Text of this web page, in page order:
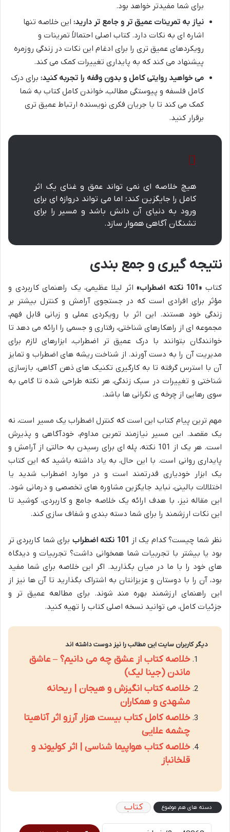
برای شما مفیدتر خواهد بود.
نیاز به تمرینات عمیق تر و جامع تر دارید: این خلاصه تنها
اشاره ای به نکات دارد. کتاب اصلی احتمالاً تمرینات و
رویکردهای عمیق تری را برای ادغام این نکات در زندگی روزمره
پیشنهاد می کند که به پایداری تغییرات کمک می کند.
می خواهید روایتی کامل و بدون وقفه را تجربه کنید: برای درک
کامل فلسفه و پیوستگی مطالب، خواندن کامل کتاب به شما
کمک می کند تا با جریان فکری نویسنده ارتباط عمیق تری
برقرار کنید.
هیچ خلاصه ای نمی تواند عمق و غنای یک اثر
کامل را جایگزین کند؛ اما می تواند دروازه ای برای
ورود به دنیای آن دانش باشد و مسیر را برای
تشنگان آگاهی هموار سازد.
نتیجه گیری و جمع بندی
کتاب «101 نکته اضطراب»
اثر لیلا عظیمی، یک راهنمای کاربردی و
مؤثر برای افرادی است که در جستجوی آرامش و کنترل بیشتر بر
زندگی خود هستند. این اثر با رویکردی عملی و زبانی قابل فهم،
مجموعه ای از راهکارهای شناختی، رفتاری و جسمی را ارائه می دهد تا
خوانندگان بتوانند با درک عمیق تر اضطراب، ابزارهای لازم برای
مدیریت آن را به دست آورند. از شناخت ریشه های اضطراب و تمایز
آن با استرس گرفته تا به کارگیری تکنیک های ذهن آگاهی، بازسازی
شناختی و تغییرات در سبک زندگی، هر نکته طراحی شده تا گامی به
سوی رهایی از چرخه ی نگرانی ها باشد.
مهم ترین پیام کتاب این است که کنترل اضطراب یک مسیر است، نه
یک مقصد. این مسیر نیازمند تمرین مداوم، خودآگاهی و پذیرش
است. هر یک از 101 نکته، پله ای برای رسیدن به حالتی از آرامش و
پایداری روانی است. با این حال، به یاد داشته باشید که این کتاب
یک ابزار خودیاری قدرتمند است و در موارد اضطراب شدید یا
اختلالات بالینی، نباید جایگزین مشاوره های تخصصی و درمانی شود.
این مقاله نیز، با هدف ارائه یک خلاصه جامع و کاربردی، کوشید تا
این نکات ارزشمند را برای شما دسته بندی و شفاف سازی کند.
نظر شما چیست؟ کدام یک از 101 نکته اضطراب
برای شما کاربردی تر
بود یا بیشتر با تجربیات شما همخوانی داشت؟ تجربیات و دیدگاه
های خود را با ما در میان بگذارید. اگر این خلاصه برای شما مفید
بود، آن را با دوستان و عزیزانتان به اشتراک بگذارید تا آن ها نیز از
این راهنمای ارزشمند بهره مند شوند. برای مطالعه عمیق تر و
جزئیات کامل، می توانید نسخه اصلی کتاب را تهیه کنید.
دیگر کاربران سایت این مطالب را نیز دوست داشته اند
خلاصه کتاب از عشق چه می دانیم؟ – عاشق
ماندن (جینا لیک)
خلاصه کتاب انگیزش و هیجان | ریحانه
مشهدی و همکاران
خلاصه کامل کتاب بیست هزار آرزو اثر آناهیتا
چشمه علایی
خلاصه کتاب هواپیما شناسی | اثر کولیوند و
قلخانباز
دسته های هم موضوع کتاب